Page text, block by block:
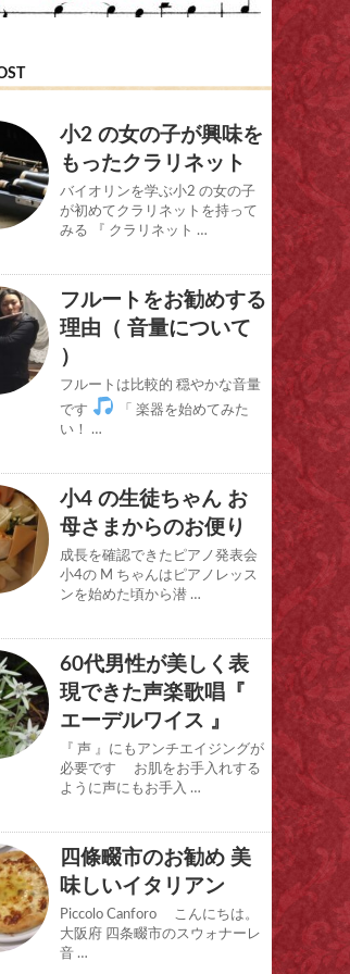
小2 の女の子が興味を
もったクラリネット
バイオリンを学ぶ小2 の女の子
が初めてクラリネットを持って
みる 『 クラリネット …
フルートをお勧めする
理由（ 音量について
）
フルートは比較的 穏やかな音量
です
「 楽器を始めてみた
い！ …
小4 の生徒ちゃん お
母さまからのお便り
成長を確認できたピアノ発表会
小4の M ちゃんはピアノレッス
ンを始めた頃から潜 …
60代男性が美しく表
現できた声楽歌唱『
エーデルワイス 』
『 声 』にもアンチエイジングが
必要です お肌をお手入れする
ように声にもお手入 …
四條畷市のお勧め 美
味しいイタリアン
Piccolo Canforo こんにちは。
大阪府 四条畷市のスウォナーレ
音 …